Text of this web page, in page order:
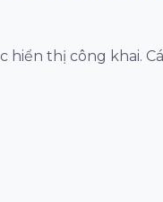
hiển thị công khai.